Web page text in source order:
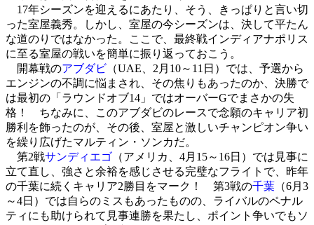
17年シーズンを迎えるにあたり、そう、きっぱりと言い切
った室屋義秀。しかし、室屋の今シーズンは、決して平たん
な道のりではなかった。ここで、最終戦インディアナポリス
に至る室屋の戦いを簡単に振り返っておこう。
開幕戦のアブダビ （UAE、2月10～11日）では、予選から
エンジンの不調に悩まされ、その焦りもあったのか、決勝で
は最初の「ラウンドオブ14」ではオーバーGでまさかの失
格！ ちなみに、このアブダビのレースで念願のキャリア初
勝利を飾ったのが、その後、室屋と激しいチャンピオン争い
を繰り広げたマルティン・ソンカだ。
第2戦サンディエゴ （アメリカ、4月15～16日）では見事に
立て直し、強さと余裕を感じさせる完璧なフライトで、昨年
の千葉に続くキャリア2勝目をマーク！ 第3戦の千葉 （6月3
～4日）では自らのミスもあったものの、ライバルのペナル
ティにも助けられて見事連勝を果たし、ポイント争いでもソ